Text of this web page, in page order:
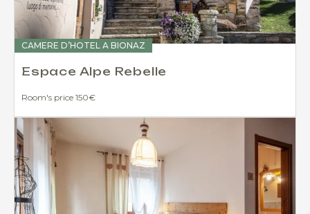
CAMERE D’HOTEL A BIONAZ
Espace Alpe Rebelle
Room's price 150€